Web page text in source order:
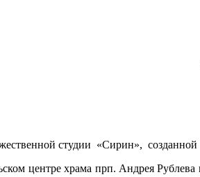
студии «Сирин»,
центре храма прп. Андрея